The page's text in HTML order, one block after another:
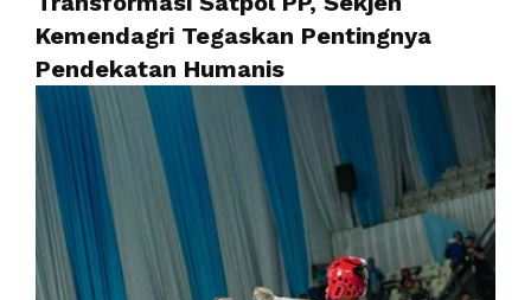
Kemendagri Tegaskan Pentingnya
Pendekatan Humanis